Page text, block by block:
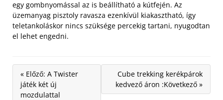
egy gombnyomással az is beállítható a kútfején. Az
üzemanyag pisztoly ravasza ezenkívül kiakasztható, így
teletankoláskor nincs szüksége percekig tartani, nyugodtan
el lehet engedni.
« Előző: A Twister
játék két új
mozdulattal
Cube trekking kerékpárok
kedvező áron :Következő »